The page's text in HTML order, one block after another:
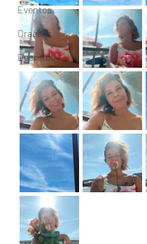
Eventos
Orações
Decretos